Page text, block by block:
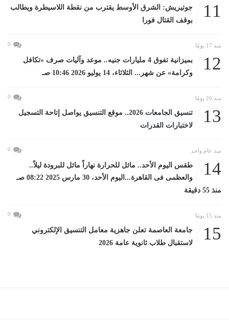
11
جوتيريش: الشرق الأوسط يقترب من نقطة اللاسيطرة ويطالب
بوقف القتال فورا
منذ 17 يومًا 0
12
بميزانية تفوق 4 مليارات جنيه.. موعد وآليات صرف «تكافل
وكرامة» عن شهر... الثلاثاء، 14 يوليو 2026 10:46 صـ
منذ 20 يومًا 0
13
تنسيق الجامعات 2026.. موقع التنسيق يواصل إتاحة التسجيل
لاختبارات القدرات
منذ عام واحد 0
14
طقس اليوم الأحد.. مائل للحرارة نهاراً مائل للبرودة ليلاً..
والعظمى فى القاهرة...اليوم الأحد، 30 مارس 2025 08:22 صـ
منذ 55 دقيقة
منذ 15 يومًا 0
15
جامعة العاصمة تعلن جاهزية معامل التنسيق الإلكتروني
لاستقبال طلاب ثانوية عامة 2026